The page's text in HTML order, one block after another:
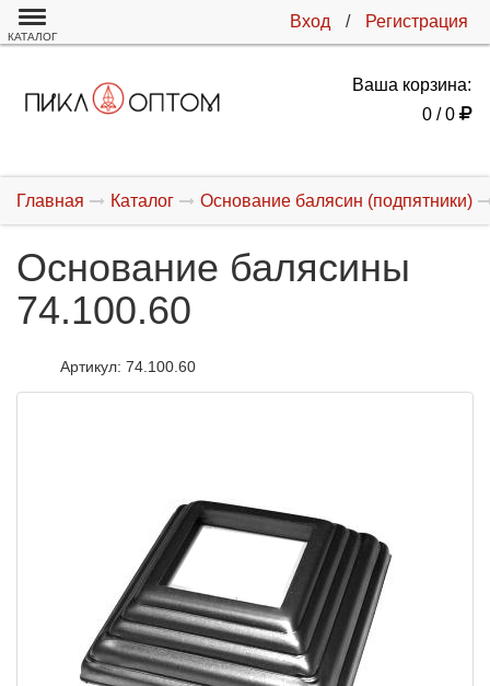
Вход / Регистрация
КАТАЛОГ
Ваша корзина:
0 / 0
Главная Каталог Основание балясин (подпятники)
Основание балясины
74.100.60
Артикул: 74.100.60